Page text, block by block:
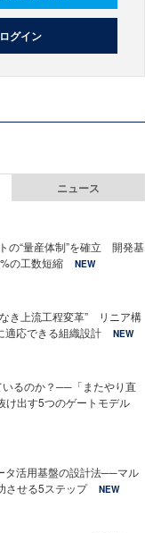
ログイン
ニュース
の“量産体制”を確立 開発基
の工数短縮
NEW
き上流工程変革” リニア構
適応できる組織設計
NEW
いるのか？──「またやり直
け出す5つのゲートモデル
タ活用基盤の設計法──マル
させる5ステップ
NEW